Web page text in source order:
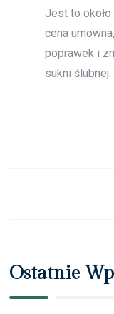
Jest to
cena
poprawek i
sukni ślubnej.
Ostatnie